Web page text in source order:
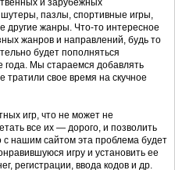
пазлы, спортивные игры,
другие жанры. Что-то интересное
жанров и направлений, будь то
будет пополняться
года. Мы стараемся добавлять
тратили свое время на скучное
игр, что не может не
все их — дорого, и позволить
нашим сайтом эта проблема будет
игру и установить ее
регистрации, ввода кодов и др.